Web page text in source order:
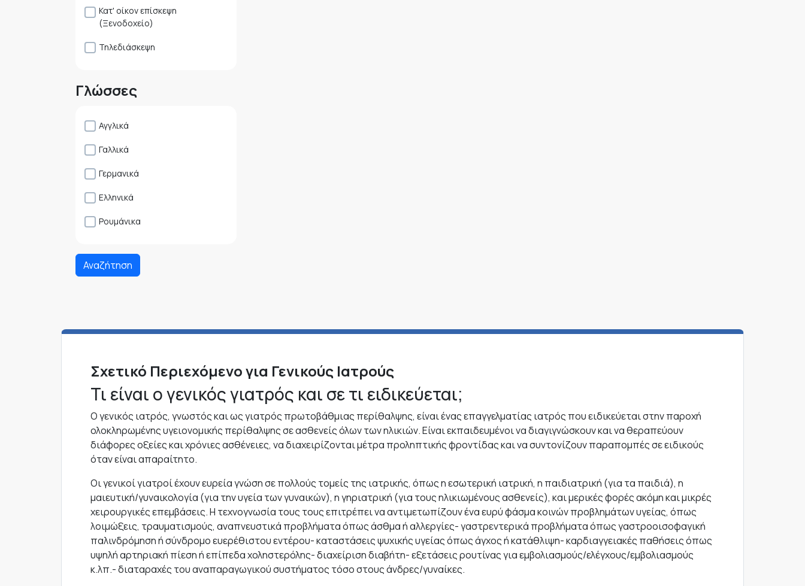
Κατ' οίκον επίσκεψη
(Ξενοδοχείο)
Τηλεδιάσκεψη
Γλώσσες
Αγγλικά
Γαλλικά
Γερμανικά
Ελληνικά
Ρουμάνικα
Αναζήτηση
Σχετικό Περιεχόμενο για Γενικούς Ιατρούς
Τι είναι ο γενικός γιατρός και σε τι ειδικεύεται;
Ο γενικός ιατρός, γνωστός και ως γιατρός πρωτοβάθμιας περίθαλψης, είναι ένας επαγγελματίας ιατρός που ειδικεύεται στην παροχή
ολοκληρωμένης υγειονομικής περίθαλψης σε ασθενείς όλων των ηλικιών. Είναι εκπαιδευμένοι να διαγιγνώσκουν και να θεραπεύουν
διάφορες οξείες και χρόνιες ασθένειες, να διαχειρίζονται μέτρα προληπτικής φροντίδας και να συντονίζουν παραπομπές σε ειδικούς
όταν είναι απαραίτητο.
Οι γενικοί γιατροί έχουν ευρεία γνώση σε πολλούς τομείς της ιατρικής, όπως η εσωτερική ιατρική, η παιδιατρική (για τα παιδιά), η
μαιευτική/γυναικολογία (για την υγεία των γυναικών), η γηριατρική (για τους ηλικιωμένους ασθενείς), και μερικές φορές ακόμη και μικρές
χειρουργικές επεμβάσεις. Η τεχνογνωσία τους τους επιτρέπει να αντιμετωπίζουν ένα ευρύ φάσμα κοινών προβλημάτων υγείας, όπως
λοιμώξεις, τραυματισμούς, αναπνευστικά προβλήματα όπως άσθμα ή αλλεργίες- γαστρεντερικά προβλήματα όπως γαστροοισοφαγική
παλινδρόμηση ή σύνδρομο ευερέθιστου εντέρου- καταστάσεις ψυχικής υγείας όπως άγχος ή κατάθλιψη- καρδιαγγειακές παθήσεις όπως
υψηλή αρτηριακή πίεση ή επίπεδα χοληστερόλης- διαχείριση διαβήτη- εξετάσεις ρουτίνας για εμβολιασμούς/ελέγχους/εμβολιασμούς
κ.λπ.- διαταραχές του αναπαραγωγικού συστήματος τόσο στους άνδρες/γυναίκες.